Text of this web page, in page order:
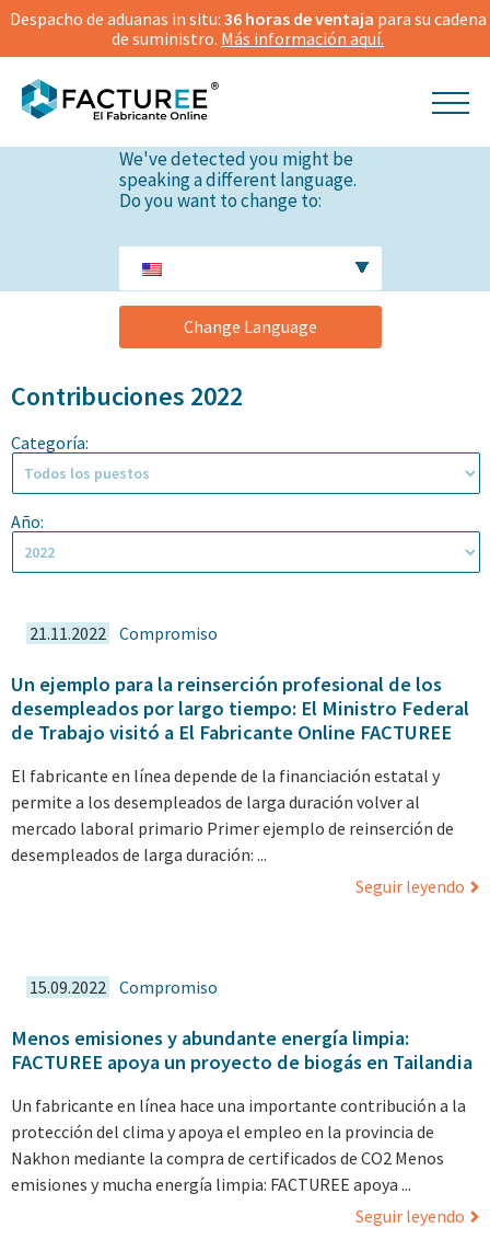
We've detected you might be
speaking a different language.
Do you want to change to:
Change Language
Despacho de aduanas in situ: 36 horas de ventaja para su cadena
de suministro. Más información aquí.
Contribuciones 2022
Categoría:
Año:
21.11.2022 Compromiso
Un ejemplo para la reinserción profesional de los
desempleados por largo tiempo: El Ministro Federal
de Trabajo visitó a El Fabricante Online FACTUREE
El fabricante en línea depende de la financiación estatal y
permite a los desempleados de larga duración volver al
mercado laboral primario Primer ejemplo de reinserción de
desempleados de larga duración: ...
Seguir leyendo
15.09.2022 Compromiso
Menos emisiones y abundante energía limpia:
FACTUREE apoya un proyecto de biogás en Tailandia
Un fabricante en línea hace una importante contribución a la
protección del clima y apoya el empleo en la provincia de
Nakhon mediante la compra de certificados de CO2 Menos
emisiones y mucha energía limpia: FACTUREE apoya ...
Seguir leyendo